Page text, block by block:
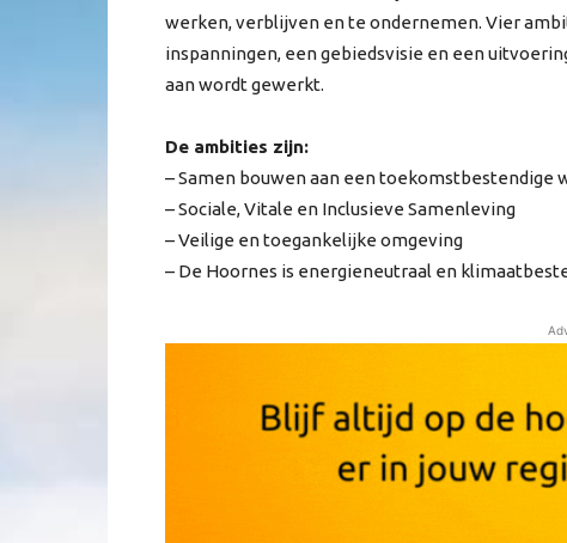
werken, verblijven en te ondernemen. Vier
inspanningen, een gebiedsvisie en een
aan wordt gewerkt.
De ambities zijn:
– Samen bouwen aan een toekomstbestendige
– Sociale, Vitale en Inclusieve Samenleving
– Veilige en toegankelijke omgeving
– De Hoornes is energieneutraal en